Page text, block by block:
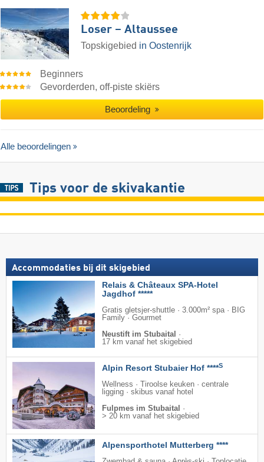
Loser – Altaussee
Topskigebied in Oostenrijk
Beginners
Gevorderden, off-piste skiërs
Beoordeling
Alle beoordelingen
Tips voor de skivakantie
Accommodaties bij dit skigebied
Relais & Châteaux SPA-Hotel
Jagdhof *****
Gratis gletsjer-shuttle · 3.000m² spa · BIG
Family · Gourmet
Neustift im Stubaital ·
17 km vanaf het skigebied
Alpin Resort Stubaier Hof ****S
Wellness · Tiroolse keuken · centrale
ligging · skibus vanaf hotel
Fulpmes im Stubaital ·
> 20 km vanaf het skigebied
Alpensporthotel Mutterberg ****